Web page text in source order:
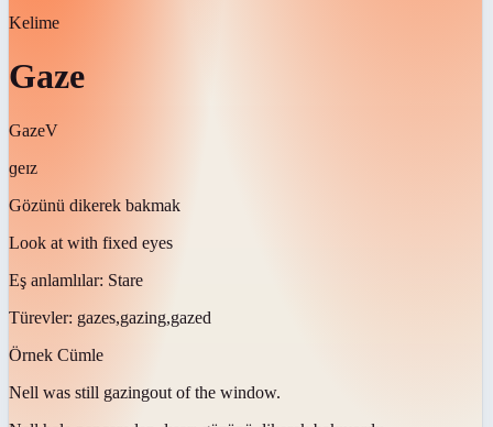
Kelime
Gaze
GazeV
ɡeɪz
Gözünü dikerek bakmak
Look at with fixed eyes
Eş anlamlılar: Stare
Türevler: gazes,gazing,gazed
Örnek Cümle
Nell was still gazingout of the window.